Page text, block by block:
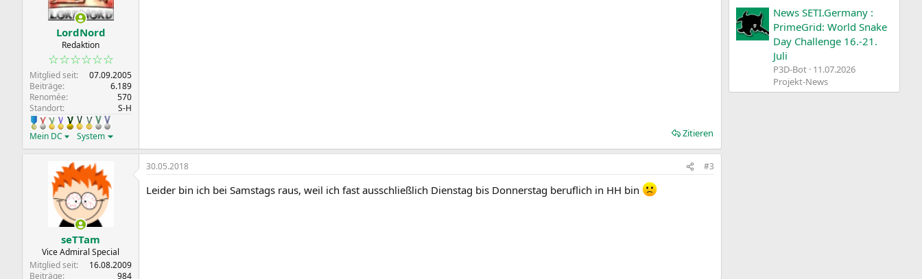
LordNord
Redaktion
☆☆☆☆☆☆
Mitglied seit
07.09.2005
Beiträge
6.189
Renomée
570
Standort
S-H
Mein DC System Zitieren
seTTam
Vice Admiral Special
Mitglied seit
16.08.2009
Beiträge
984
30.05.2018 #3
Leider bin ich bei Samstags raus, weil ich fast ausschließlich Dienstag bis Donnerstag beruflich in HH bin
News SETI.Germany :
PrimeGrid: World Snake
Day Challenge 16.-21.
Juli
P3D-Bot 11.07.2026
Projekt-News